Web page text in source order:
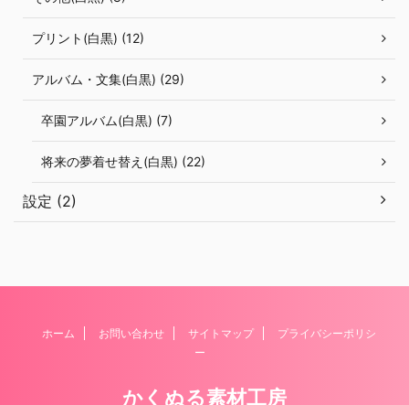
プリント(白黒) (12)
アルバム・文集(白黒) (29)
卒園アルバム(白黒) (7)
将来の夢着せ替え(白黒) (22)
設定 (2)
ホーム お問い合わせ サイトマップ
プライバシーポリシ
ー
かくぬる素材工房